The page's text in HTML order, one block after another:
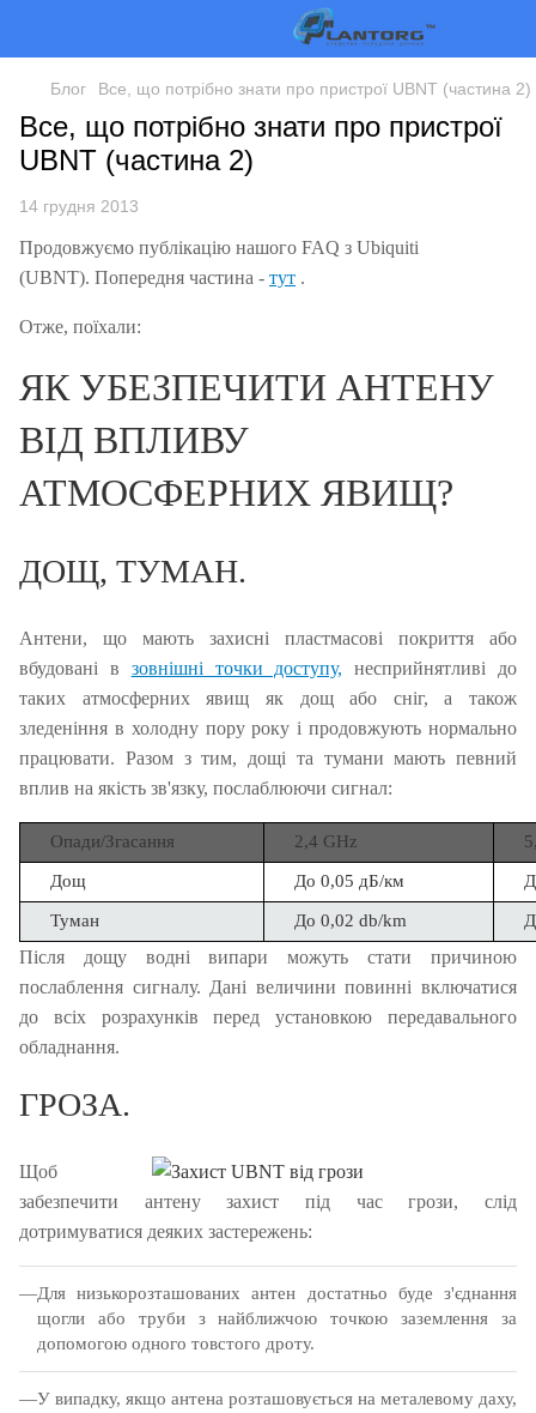
Блог Все, що потрібно знати про пристрої UBNT (частина 2)
Все, що потрібно знати про пристрої
UBNT (частина 2)
14 грудня 2013
Продовжуємо публікацію нашого FAQ з Ubiquiti
(UBNT). Попередня частина - тут .
Отже, поїхали:
ЯК УБЕЗПЕЧИТИ АНТЕНУ
ВІД ВПЛИВУ
АТМОСФЕРНИХ ЯВИЩ?
ДОЩ, ТУМАН.
Антени, що мають захисні пластмасові покриття або
вбудовані в зовнішні точки доступу, несприйнятливі до
таких атмосферних явищ як дощ або сніг, а також
зледеніння в холодну пору року і продовжують нормально
працювати. Разом з тим, дощі та тумани мають певний
вплив на якість зв'язку, послаблюючи сигнал:
Опади/Згасання 2,4 GHz
Дощ До 0,05 дБ/км
Туман До 0,02 db/km
Після дощу водні випари можуть стати причиною
послаблення сигналу. Дані величини повинні включатися
до всіх розрахунків перед установкою передавального
обладнання.
ГРОЗА.
Щоб
забезпечити антену захист під час грози, слід
дотримуватися деяких застережень:
Для низькорозташованих антен достатньо буде з'єднання
щогли або труби з найближчою точкою заземлення за
допомогою одного товстого дроту.
У випадку, якщо антена розташовується на металевому даху,